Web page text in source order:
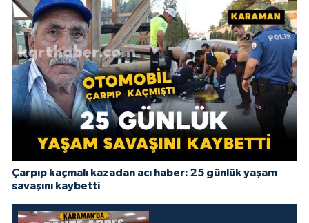
Çarpıp kaçmalı kazadan acı haber: 25 günlük yaşam
savaşını kaybetti